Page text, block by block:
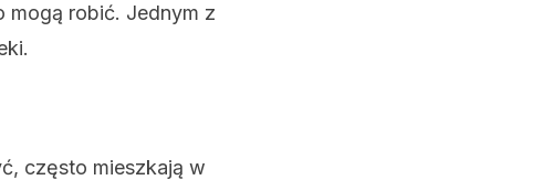
mogą robić. Jednym z
często mieszkają w